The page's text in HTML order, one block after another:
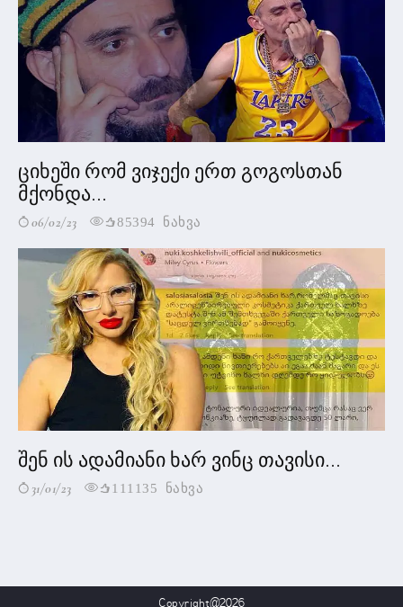
ციხეში რომ ვიჯექი ერთ გოგოსთან
მქონდა...
06/02/23 85394 ნახვა
შენ ის ადამიანი ხარ ვინც თავისი...
31/01/23 111135 ნახვა
Copyright@2026